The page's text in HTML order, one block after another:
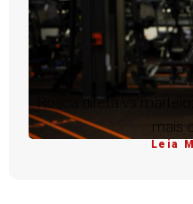
Rosca direta vs
mais
Leia